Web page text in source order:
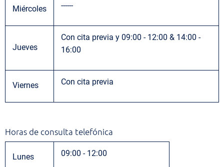
Miércoles ------
Jueves
Con cita previa y 09:00 - 12:00 & 14:00 -
16:00
Viernes Con cita previa
Horas de consulta telefónica
Lunes 09:00 - 12:00